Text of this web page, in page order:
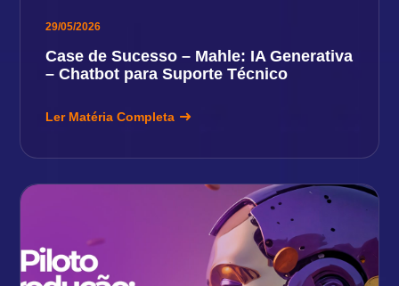
29/05/2026
Case de Sucesso – Mahle: IA Generativa
– Chatbot para Suporte Técnico
Ler Matéria Completa